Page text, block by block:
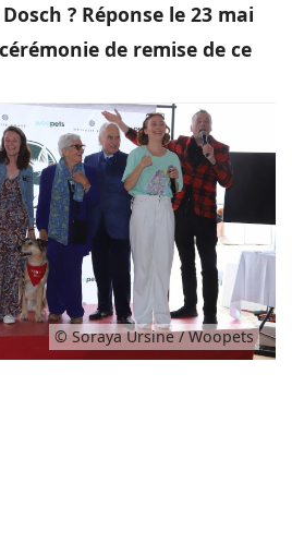
? Réponse le 23 mai
cérémonie de remise de ce
© Soraya Ursine / Woopets